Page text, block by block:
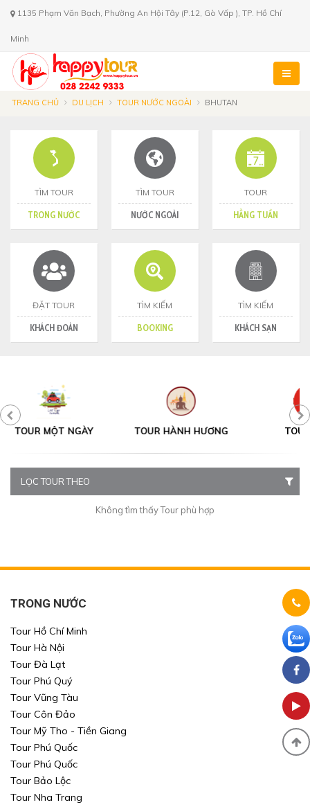
1135 Phạm Văn Bạch, Phường An Hội Tây (P.12, Gò Vấp ), TP. Hồ Chí
Minh
TRANG CHỦ DU LỊCH TOUR NƯỚC NGOÀI BHUTAN
TÌM TOUR
TRONG NƯỚC
TÌM TOUR
NƯỚC NGOÀI
TOUR
HẰNG TUẦN
ĐẶT TOUR
KHÁCH ĐOÀN
TÌM KIẾM
BOOKING
TÌM KIẾM
KHÁCH SẠN
TOUR HÀNH HƯƠNG TOUR TẾT
LỌC TOUR THEO
Không tìm thấy Tour phù hợp
TRONG NƯỚC
Tour Hồ Chí Minh
Tour Hà Nội
Tour Đà Lạt
Tour Phú Quý
Tour Vũng Tàu
Tour Côn Đảo
Tour Mỹ Tho - Tiền Giang
Tour Phú Quốc
Tour Phú Quốc
Tour Bảo Lộc
Tour Nha Trang